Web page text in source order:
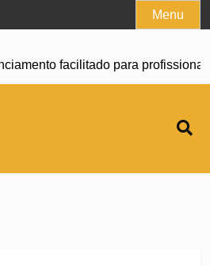
Menu
facilitado para profissionais